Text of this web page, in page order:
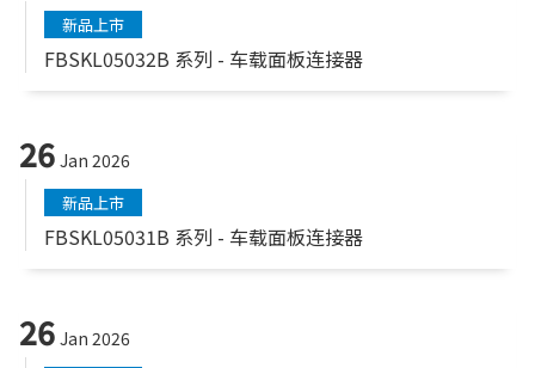
新品上市
FBSKL05032B 系列 - 车载面板连接器
26 Jan 2026
新品上市
FBSKL05031B 系列 - 车载面板连接器
26 Jan 2026